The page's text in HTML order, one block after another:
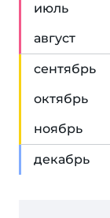
июль
август
сентябрь
октябрь
ноябрь
декабрь